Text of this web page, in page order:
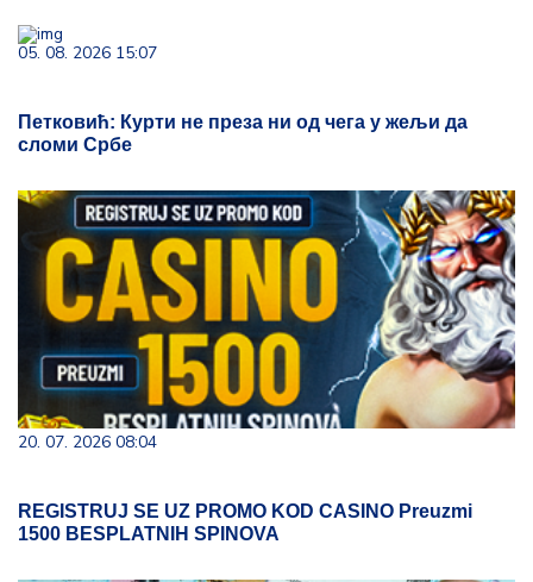
05. 08. 2026 15:07
Петковић: Курти не преза ни од чега у жељи да
сломи Србе
20. 07. 2026 08:04
REGISTRUJ SE UZ PROMO KOD CASINO Preuzmi
1500 BESPLATNIH SPINOVA